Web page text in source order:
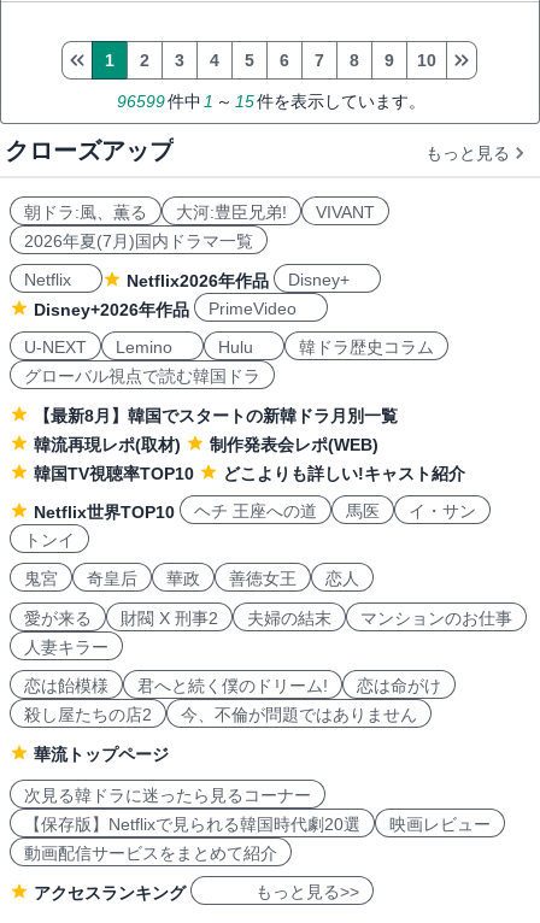
96599件中 1 ～ 15件を表示しています。
1 2 3 4 5 6 7 8 9 10
クローズアップ もっと見る
朝ドラ:風、薫る 大河:豊臣兄弟!
VIVANT
2026年夏(7月)国内ドラマ一覧
Netflix
Netflix2026年作品
Disney+
Disney+2026年作品
PrimeVideo
U-NEXT
Lemino Hulu
韓ドラ歴史コラム
グローバル視点で読む韓国ドラ
【最新8月】韓国でスタートの新韓ドラ月別一覧
韓流再現レポ(取材)
制作発表会レポ(WEB)
韓国TV視聴率TOP10
どこよりも詳しい!キャスト紹介
Netflix世界TOP10
ヘチ 王座への道 馬医
イ・サン
トンイ
鬼宮
奇皇后 華政 善徳女王 恋人
愛が来る 財閥 X 刑事2 夫婦の結末
マンションのお仕事
人妻キラー
恋は飴模様
君へと続く僕のドリーム!
恋は命がけ
殺し屋たちの店2
今、不倫が問題ではありません
華流トップページ
次見る韓ドラに迷ったら見るコーナー
【保存版】Netflixで見られる韓国時代劇20選
映画レビュー
動画配信サービスをまとめて紹介
アクセスランキング もっと見る>>